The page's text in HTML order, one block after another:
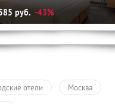
руб. -43%
отели Москва